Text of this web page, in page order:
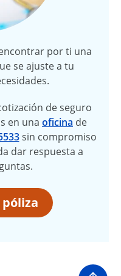
por ti una
se ajuste a tu
de seguro
en una oficina de
sin compromiso
dar respuesta a